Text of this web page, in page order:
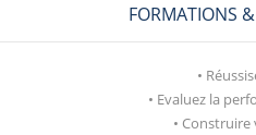
FORMATIONS
•
• Evaluez la
•